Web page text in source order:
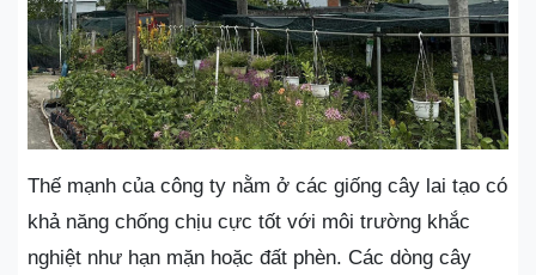
Thế mạnh của công ty nằm ở các giống cây lai tạo có
khả năng chống chịu cực tốt với môi trường khắc
nghiệt như hạn mặn hoặc đất phèn. Các dòng cây